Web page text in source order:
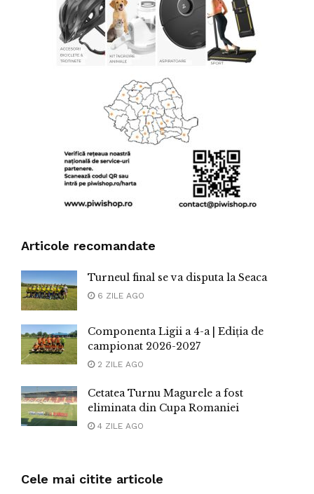
Articole recomandate
Turneul final se va disputa la Seaca
6 ZILE AGO
Componenta Ligii a 4-a | Ediția de
campionat 2026-2027
2 ZILE AGO
Cetatea Turnu Magurele a fost
eliminata din Cupa Romaniei
4 ZILE AGO
Cele mai citite articole